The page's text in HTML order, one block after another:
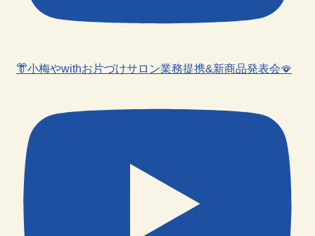
👘小梅やwithお片づけサロン業務提携&新商品発表会🪭